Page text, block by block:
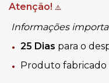
Atenção! ⚠️
Informações
25 Dias para o
Produto fabricado